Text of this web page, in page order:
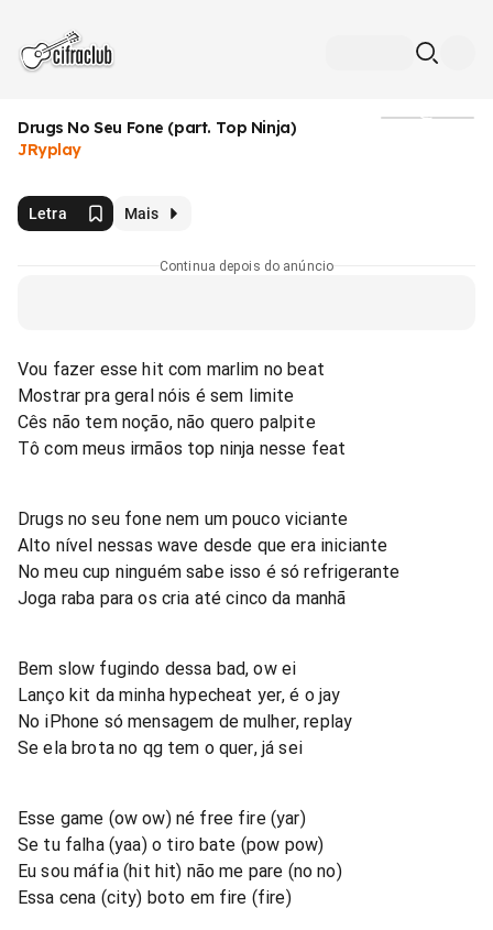
Drugs No Seu Fone (part. Top Ninja)
JRyplay
Letra Mais
Continua depois do anúncio
Vou fazer esse hit com marlim no beat
Mostrar pra geral nóis é sem limite
Cês não tem noção, não quero palpite
Tô com meus irmãos top ninja nesse feat
Drugs no seu fone nem um pouco viciante
Alto nível nessas wave desde que era iniciante
No meu cup ninguém sabe isso é só refrigerante
Joga raba para os cria até cinco da manhã
Bem slow fugindo dessa bad, ow ei
Lanço kit da minha hypecheat yer, é o jay
No iPhone só mensagem de mulher, replay
Se ela brota no qg tem o quer, já sei
Esse game (ow ow) né free fire (yar)
Se tu falha (yaa) o tiro bate (pow pow)
Eu sou máfia (hit hit) não me pare (no no)
Essa cena (city) boto em fire (fire)